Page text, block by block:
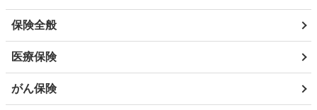
保険全般
医療保険
がん保険